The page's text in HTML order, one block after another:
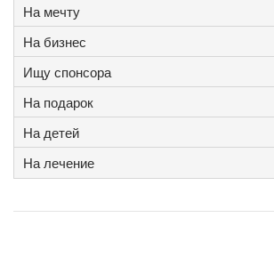
На мечту
На бизнес
Ищу спонсора
На подарок
На детей
На лечение